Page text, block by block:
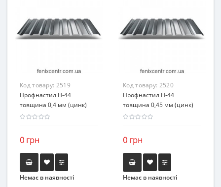
Код товару: 2519
Профнастил H-44
товщина 0,4 мм (цинк)
0 грн
Немає в наявності
Код товару: 2520
Профнастил H-44
товщина 0,45 мм (цинк)
0 грн
Немає в наявності